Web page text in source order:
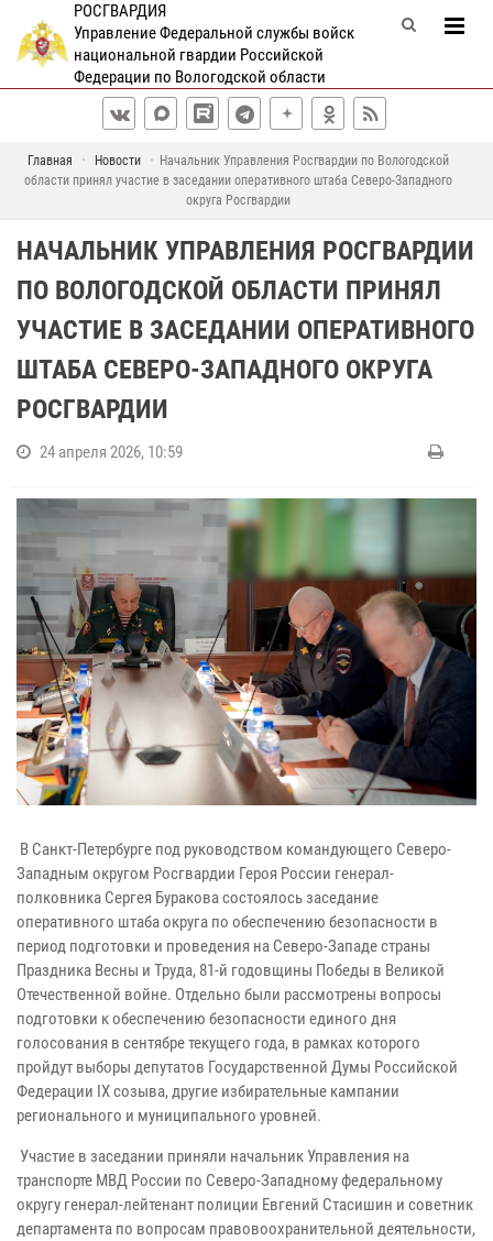
РОСГВАРДИЯ
Управление Федеральной службы войск
национальной гвардии Российской
Федерации по Вологодской области
Главная Новости
Начальник Управления Росгвардии по Вологодской
области принял участие в заседании оперативного штаба Северо-Западного
округа Росгвардии
НАЧАЛЬНИК УПРАВЛЕНИЯ РОСГВАРДИИ
ПО ВОЛОГОДСКОЙ ОБЛАСТИ ПРИНЯЛ
УЧАСТИЕ В ЗАСЕДАНИИ ОПЕРАТИВНОГО
ШТАБА СЕВЕРО-ЗАПАДНОГО ОКРУГА
РОСГВАРДИИ
24 апреля 2026, 10:59
В Санкт-Петербурге под руководством командующего Северо-
Западным округом Росгвардии Героя России генерал-
полковника Сергея Буракова состоялось заседание
оперативного штаба округа по обеспечению безопасности в
период подготовки и проведения на Северо-Западе страны
Праздника Весны и Труда, 81-й годовщины Победы в Великой
Отечественной войне. Отдельно были рассмотрены вопросы
подготовки к обеспечению безопасности единого дня
голосования в сентябре текущего года, в рамках которого
пройдут выборы депутатов Государственной Думы Российской
Федерации IX созыва, другие избирательные кампании
регионального и муниципального уровней.
Участие в заседании приняли начальник Управления на
транспорте МВД России по Северо-Западному федеральному
округу генерал-лейтенант полиции Евгений Стасишин и советник
департамента по вопросам правовоохранительной деятельности,